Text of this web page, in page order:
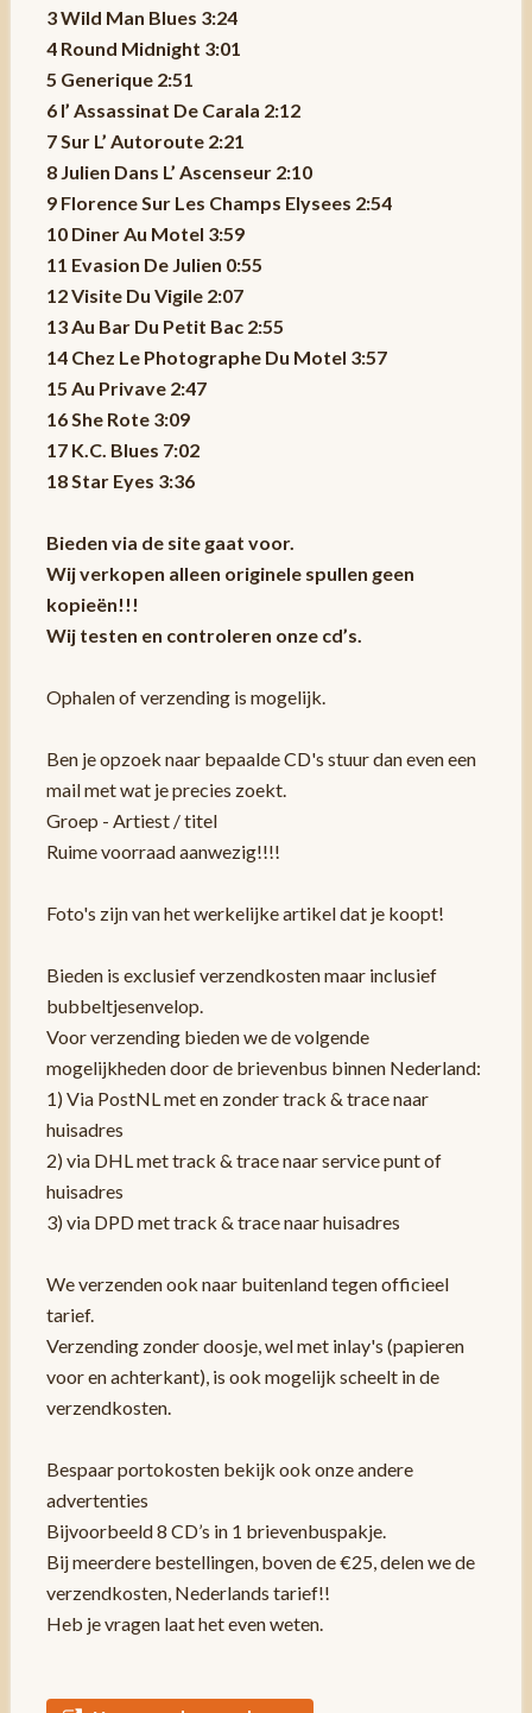
3 Wild Man Blues 3:24
4 Round Midnight 3:01
5 Generique 2:51
6 l’ Assassinat De Carala 2:12
7 Sur L’ Autoroute 2:21
8 Julien Dans L’ Ascenseur 2:10
9 Florence Sur Les Champs Elysees 2:54
10 Diner Au Motel 3:59
11 Evasion De Julien 0:55
12 Visite Du Vigile 2:07
13 Au Bar Du Petit Bac 2:55
14 Chez Le Photographe Du Motel 3:57
15 Au Privave 2:47
16 She Rote 3:09
17 K.C. Blues 7:02
18 Star Eyes 3:36
Bieden via de site gaat voor.
Wij verkopen alleen originele spullen geen
kopieën!!!
Wij testen en controleren onze cd’s.
Ophalen of verzending is mogelijk.
Ben je opzoek naar bepaalde CD's stuur dan even een
mail met wat je precies zoekt.
Groep - Artiest / titel
Ruime voorraad aanwezig!!!!
Foto's zijn van het werkelijke artikel dat je koopt!
Bieden is exclusief verzendkosten maar inclusief
bubbeltjesenvelop.
Voor verzending bieden we de volgende
mogelijkheden door de brievenbus binnen Nederland:
1) Via PostNL met en zonder track & trace naar
huisadres
2) via DHL met track & trace naar service punt of
huisadres
3) via DPD met track & trace naar huisadres
We verzenden ook naar buitenland tegen officieel
tarief.
Verzending zonder doosje, wel met inlay's (papieren
voor en achterkant), is ook mogelijk scheelt in de
verzendkosten.
Bespaar portokosten bekijk ook onze andere
advertenties
Bijvoorbeeld 8 CD’s in 1 brievenbuspakje.
Bij meerdere bestellingen, boven de €25, delen we de
verzendkosten, Nederlands tarief!!
Heb je vragen laat het even weten.